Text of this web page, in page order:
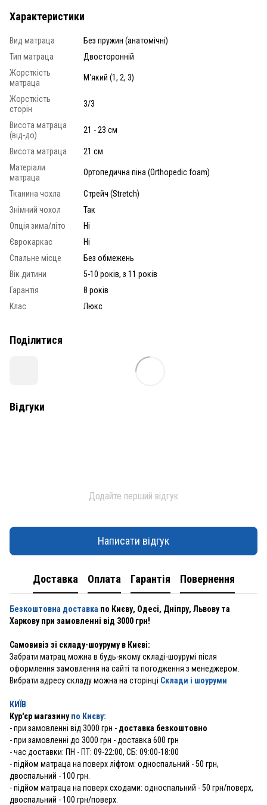
Характеристики
Вид матраца
Без пружин (анатомічні)
Тип матраца
Двосторонній
Жорсткість
матраца
М'який (1, 2, 3)
Жорсткість
сторін
3/3
Висота матраца
(від-до)
21 - 23 см
Висота матраца
21 см
Матеріали
матраца
Ортопедична піна (Orthopedic foam)
Тканина чохла
Стрейч (Stretch)
Знімний чохол
Так
Опція зима/літо
Ні
Єврокаркас
Ні
Спальне місце
Без обмежень
Вік дитини
5-10 років, з 11 років
Гарантія
8 років
Клас
Люкс
Поділитися
Відгуки
Додайте перший відгук
Написати відгук
Доставка Оплата Гарантія Повернення
Безкоштовна доставка по Києву, Одесі, Дніпру, Львову та
Харкову при замовленні від 3000 грн!
Самовивіз зі складу-шоуруму в Києві:
Забрати матрац можна в будь-якому складі-шоурумі після
оформлення замовлення на сайті та погодження з менеджером.
Вибрати адресу складу можна на сторінці Склади і шоуруми
КИЇВ
Кур'єр магазинупо Києву:
-при замовленні від 3000 грн - доставка безкоштовно
- при замовленні до 3000 грн - доставка 600 грн
- час доставки: ПН - ПТ: 09-22:00, СБ: 09:00-18:00
- підйом матраца на поверх ліфтом: односпальний - 50 грн,
двоспальний - 100 грн.
- підйом матраца на поверх сходами: односпальний - 50 грн/поверх,
двоспальний - 100 грн/поверх.